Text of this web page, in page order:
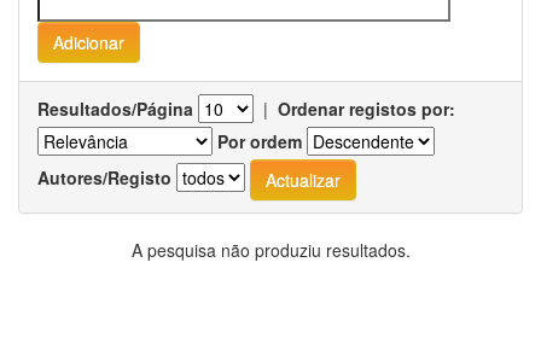
Resultados/Página | Ordenar registos por:
Por ordem
Autores/Registo
A pesquisa não produziu resultados.